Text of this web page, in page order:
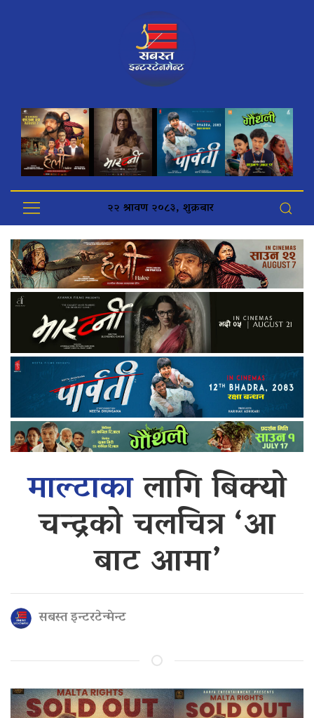
२२ श्रावण २०८३, शुक्रबार
माल्टाकालागि बिक्यो
चन्द्रको चलचित्र ‘आ
बाट आमा’
सबस्त इन्टरटेन्मेन्ट